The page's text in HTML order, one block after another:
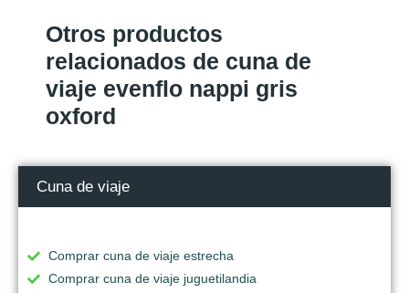
Otros productos
relacionados de cuna de
viaje evenflo nappi gris
oxford
Cuna de viaje
Comprar cuna de viaje estrecha
Comprar cuna de viaje juguetilandia